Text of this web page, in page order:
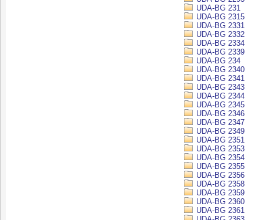
UDA-BG 231
UDA-BG 2315
UDA-BG 2331
UDA-BG 2332
UDA-BG 2334
UDA-BG 2339
UDA-BG 234
UDA-BG 2340
UDA-BG 2341
UDA-BG 2343
UDA-BG 2344
UDA-BG 2345
UDA-BG 2346
UDA-BG 2347
UDA-BG 2349
UDA-BG 2351
UDA-BG 2353
UDA-BG 2354
UDA-BG 2355
UDA-BG 2356
UDA-BG 2358
UDA-BG 2359
UDA-BG 2360
UDA-BG 2361